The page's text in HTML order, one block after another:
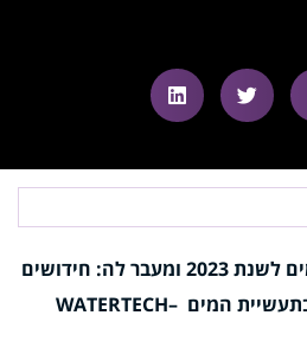
מגמות טכנולוגיות בענף מים לשנת 2023 ומעבר לה: חידושים
המים –
WATERTECH